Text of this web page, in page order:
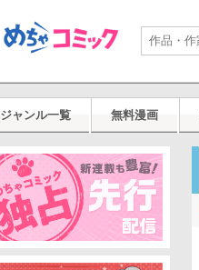
ジャンル一覧 無料漫画